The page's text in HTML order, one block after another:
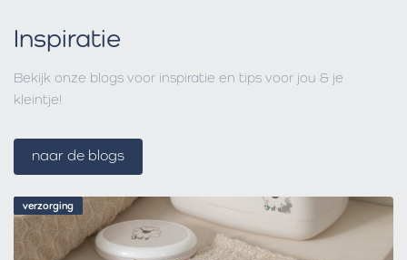
verzorging
Inspiratie
Bekijk onze blogs voor inspiratie en tips voor jou & je
kleintje!
naar de blogs